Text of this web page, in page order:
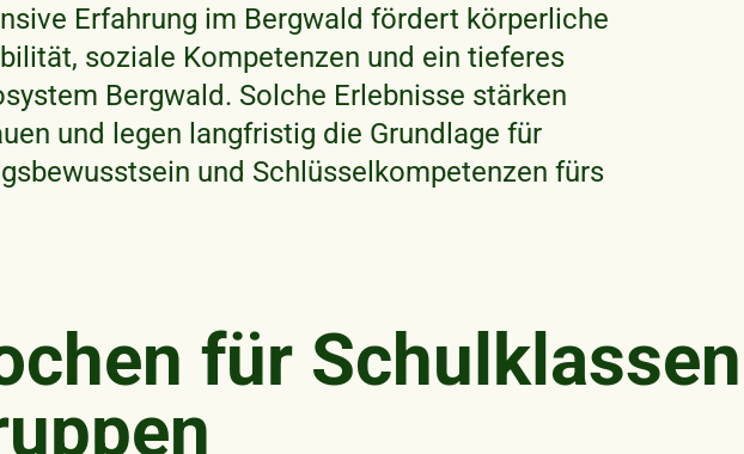
Erfahrung im Bergwald fördert körperliche
soziale Kompetenzen und ein tieferes
Bergwald. Solche Erlebnisse stärken
und legen langfristig die Grundlage für
und Schlüsselkompetenzen fürs
für